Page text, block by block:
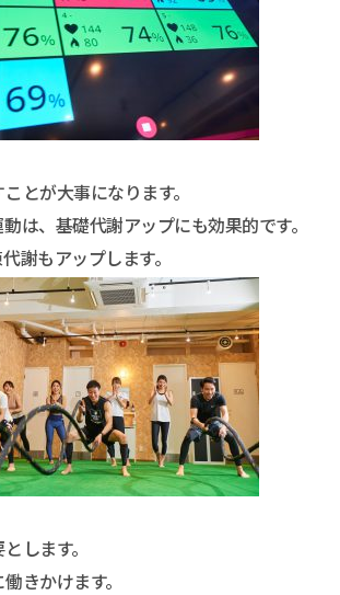
とが大事になります。
は、基礎代謝アップにも効果的です。
謝もアップします。
します。
きかけます。